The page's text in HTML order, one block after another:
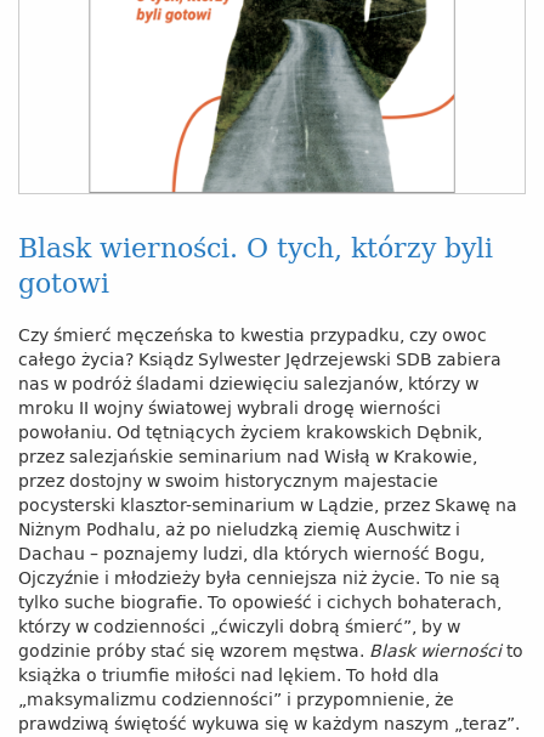
Blask wierności. O tych, którzy byli
gotowi
Czy śmierć męczeńska to kwestia przypadku, czy owoc
całego życia? Ksiądz Sylwester Jędrzejewski SDB zabiera
nas w podróż śladami dziewięciu salezjanów, którzy w
mroku II wojny światowej wybrali drogę wierności
powołaniu. Od tętniących życiem krakowskich Dębnik,
przez salezjańskie seminarium nad Wisłą w Krakowie,
przez dostojny w swoim historycznym majestacie
pocysterski klasztor-seminarium w Lądzie, przez Skawę na
Niżnym Podhalu, aż po nieludzką ziemię Auschwitz i
Dachau – poznajemy ludzi, dla których wierność Bogu,
Ojczyźnie i młodzieży była cenniejsza niż życie. To nie są
tylko suche biografie. To opowieść i cichych bohaterach,
którzy w codzienności „ćwiczyli dobrą śmierć”, by w
godzinie próby stać się wzorem męstwa. Blask wiernościto
książka o triumfie miłości nad lękiem. To hołd dla
„maksymalizmu codzienności” i przypomnienie, że
prawdziwą świętość wykuwa się w każdym naszym „teraz”.